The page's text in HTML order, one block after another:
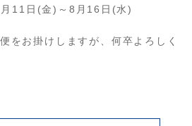
11日(金)～8月16日(水)
をお掛けしますが、何卒よろしく